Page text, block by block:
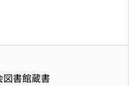
図書館蔵書